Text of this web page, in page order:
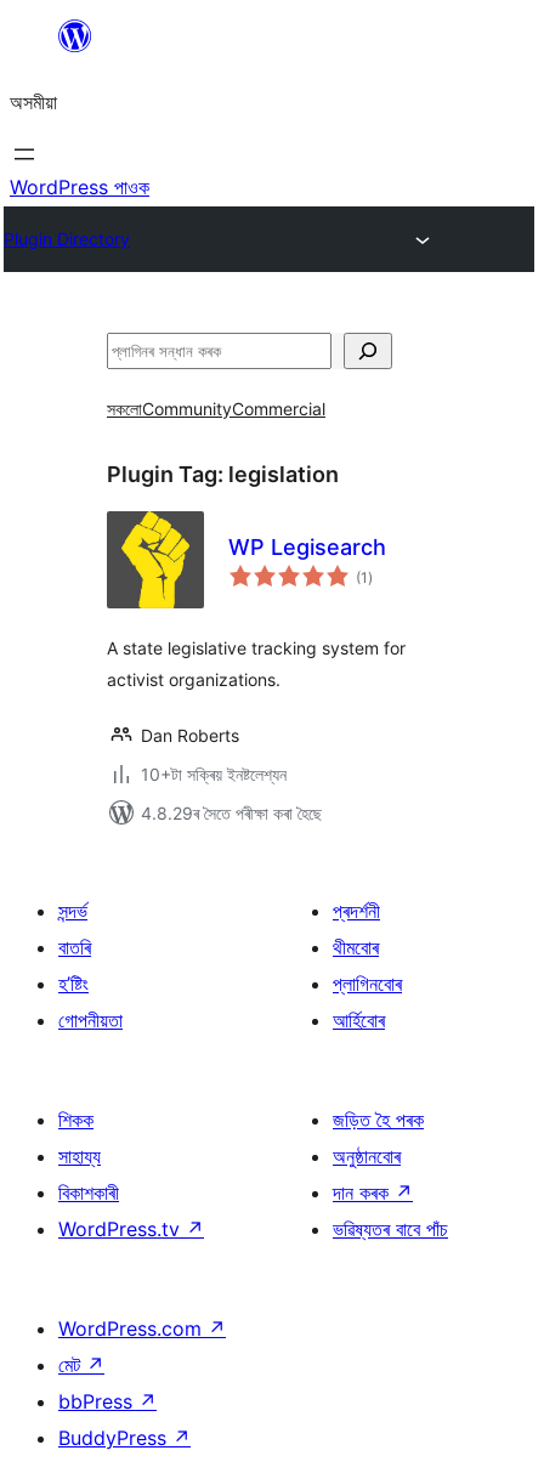
বিষয়বস্তুলৈ
যাওক
অসমীয়া
WordPress পাওক
Plugin Directory
সন্ধান
সকলোCommunityCommercial
Plugin Tag: legislation
WP Legisearch
(1 টা
মুঠ)
A state legislative tracking system for
activist organizations.
Dan Roberts
10+টা সক্ৰিয় ইনষ্টলেশ্যন
4.8.29ৰ সৈতে পৰীক্ষা কৰা হৈছে
সন্দৰ্ভ
বাতৰি
হ’ষ্টিং
গোপনীয়তা
প্ৰদৰ্শনী
থীমবোৰ
প্লাগিনবোৰ
আৰ্হিবোৰ
শিকক
সাহায্য
বিকাশকাৰী
WordPress.tv ↗
জড়িত হৈ পৰক
অনুষ্ঠানবোৰ
দান কৰক ↗
ভৱিষ্যতৰ বাবে পাঁচ
WordPress.com ↗
মেট ↗
bbPress ↗
BuddyPress ↗